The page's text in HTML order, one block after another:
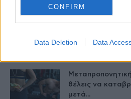
CONFIRM
Data Deletion Data
θέλεις να
μετά...